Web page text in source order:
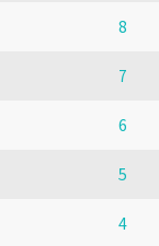
8
7
6
5
4